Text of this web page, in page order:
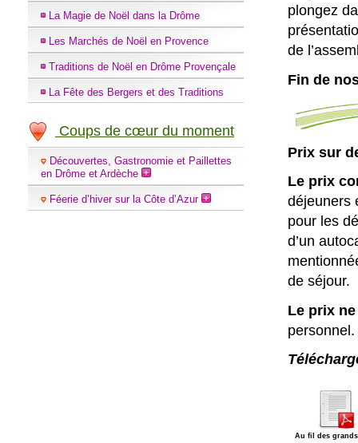
La Magie de Noël dans la Drôme
Les Marchés de Noël en Provence
Traditions de Noël en Drôme Provençale
La Fête des Bergers et des Traditions
Coups de cœur du moment
Découvertes, Gastronomie et Paillettes
en Drôme et Ardèche
Féerie d’hiver sur la Côte d’Azur
plongez
de
Fin de
Prix sur
Le prix
déjeuners
pour les
d’un
de séjour.
Le prix
personnel.
Au fil des